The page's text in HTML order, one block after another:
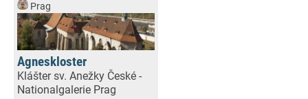
Prag
Agneskloster
Klášter sv. Anežky České -
Nationalgalerie Prag